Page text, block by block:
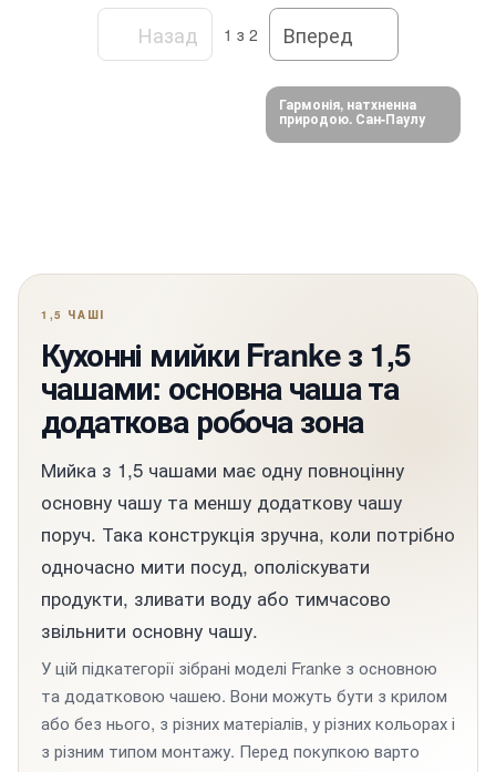
Назад 1 з 2 Вперед
Гармонія, натхненна
природою. Сан-Паулу
1,5 ЧАШІ
Кухонні мийки Franke з 1,5
чашами: основна чаша та
додаткова робоча зона
Мийка з 1,5 чашами має одну повноцінну
основну чашу та меншу додаткову чашу
поруч. Така конструкція зручна, коли потрібно
одночасно мити посуд, ополіскувати
продукти, зливати воду або тимчасово
звільнити основну чашу.
У цій підкатегорії зібрані моделі Franke з основною
та додатковою чашею. Вони можуть бути з крилом
або без нього, з різних матеріалів, у різних кольорах і
з різним типом монтажу. Перед покупкою варто